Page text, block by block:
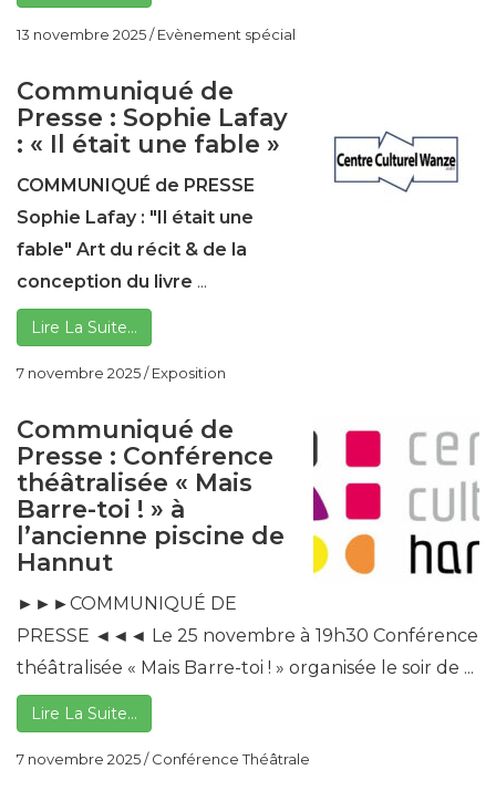
13 novembre 2025/Evènement spécial
Communiqué de
Presse : Sophie Lafay
: « Il était une fable »
COMMUNIQUÉ de PRESSE
Sophie Lafay : "Il était une
fable" Art du récit & de la
conception du livre ...
Lire La Suite…
7 novembre 2025/Exposition
Communiqué de
Presse : Conférence
théâtralisée « Mais
Barre-toi ! » à
l’ancienne piscine de
Hannut
►►►COMMUNIQUÉ DE
PRESSE ◄◄◄ Le 25 novembre à 19h30 Conférence
théâtralisée « Mais Barre-toi ! » organisée le soir de ...
Lire La Suite…
7 novembre 2025/Conférence Théâtrale